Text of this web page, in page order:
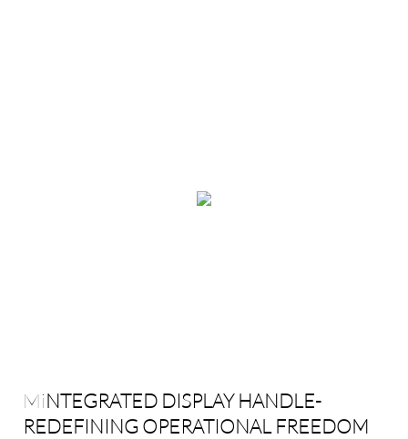
MiNTEGRATED DISPLAY HANDLE-
REDEFINING OPERATIONAL FREEDOM